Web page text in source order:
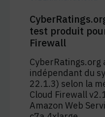
test produit
Firewall
CyberRatings.org
indépendant du
22.1.3) selon la
Cloud Firewall
Amazon Web